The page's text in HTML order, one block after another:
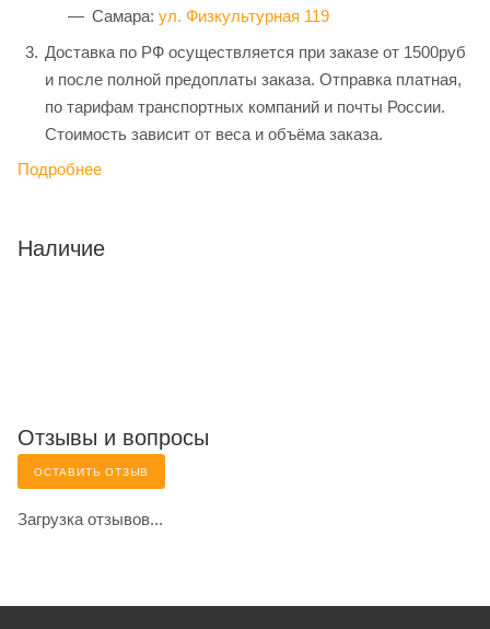
Самара: ул. Физкультурная 119
Доставка по РФ осуществляется при заказе от 1500руб
и после полной предоплаты заказа. Отправка платная,
по тарифам транспортных компаний и почты России.
Стоимость зависит от веса и объёма заказа.
Подробнее
Наличие
Отзывы и вопросы
ОСТАВИТЬ ОТЗЫВ
Загрузка отзывов...